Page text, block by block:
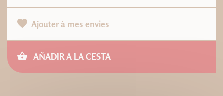
Ajouter à mes envies
AÑADIR A LA CESTA